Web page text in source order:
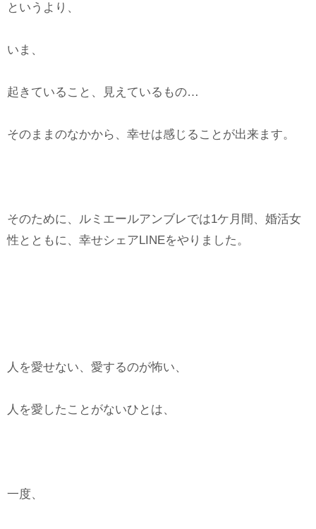
というより、
いま、
起きていること、見えているもの…
そのままのなかから、幸せは感じることが出来ます。
そのために、ルミエールアンブレでは1ケ月間、婚活女
性とともに、幸せシェアLINEをやりました。
人を愛せない、愛するのが怖い、
人を愛したことがないひとは、
一度、